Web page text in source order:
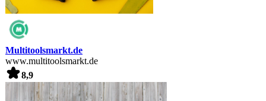
Multitoolsmarkt.de
www.multitoolsmarkt.de
8,9